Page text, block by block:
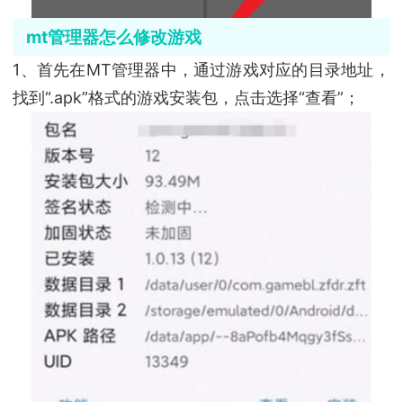
mt管理器怎么修改游戏
1、首先在MT管理器中，通过游戏对应的目录地址，
找到“.apk”格式的游戏安装包，点击选择“查看”；